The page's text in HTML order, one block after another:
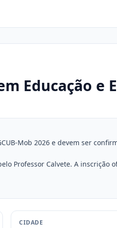
Educação e
Mob 2026 e devem ser
Professor Calvete. A inscrição
CIDADE